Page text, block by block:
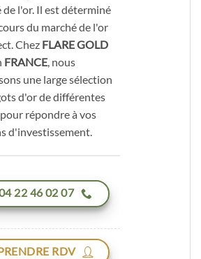
de l'or. Il est déterminé
du marché de l'or
Chez FLARE GOLD
FRANCE, nous
une large sélection
d'or de différentes
répondre à vos
d'investissement.
22 46 02 07
RDV